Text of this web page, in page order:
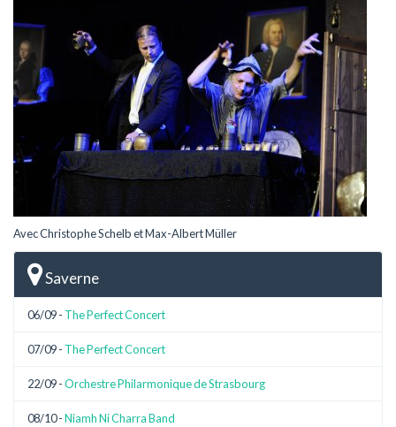
Avec Christophe Schelb et Max-Albert Müller
Saverne
06/09 - The Perfect Concert
07/09 - The Perfect Concert
22/09 -Orchestre Philarmonique de Strasbourg
08/10 -Niamh Ni Charra Band